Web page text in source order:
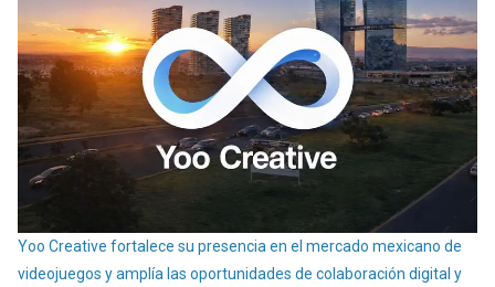
Yoo Creative fortalece su presencia en el mercado mexicano de
videojuegos y amplía las oportunidades de colaboración digital y